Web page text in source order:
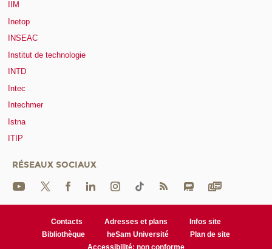
IIM
Inetop
INSEAC
Institut de technologie
INTD
Intec
Intechmer
Istna
ITIP
RÉSEAUX SOCIAUX
Contacts Adresses et plans
Infos site
Bibliothèque
heSam Université
Plan de site
Accessibilité: non conforme